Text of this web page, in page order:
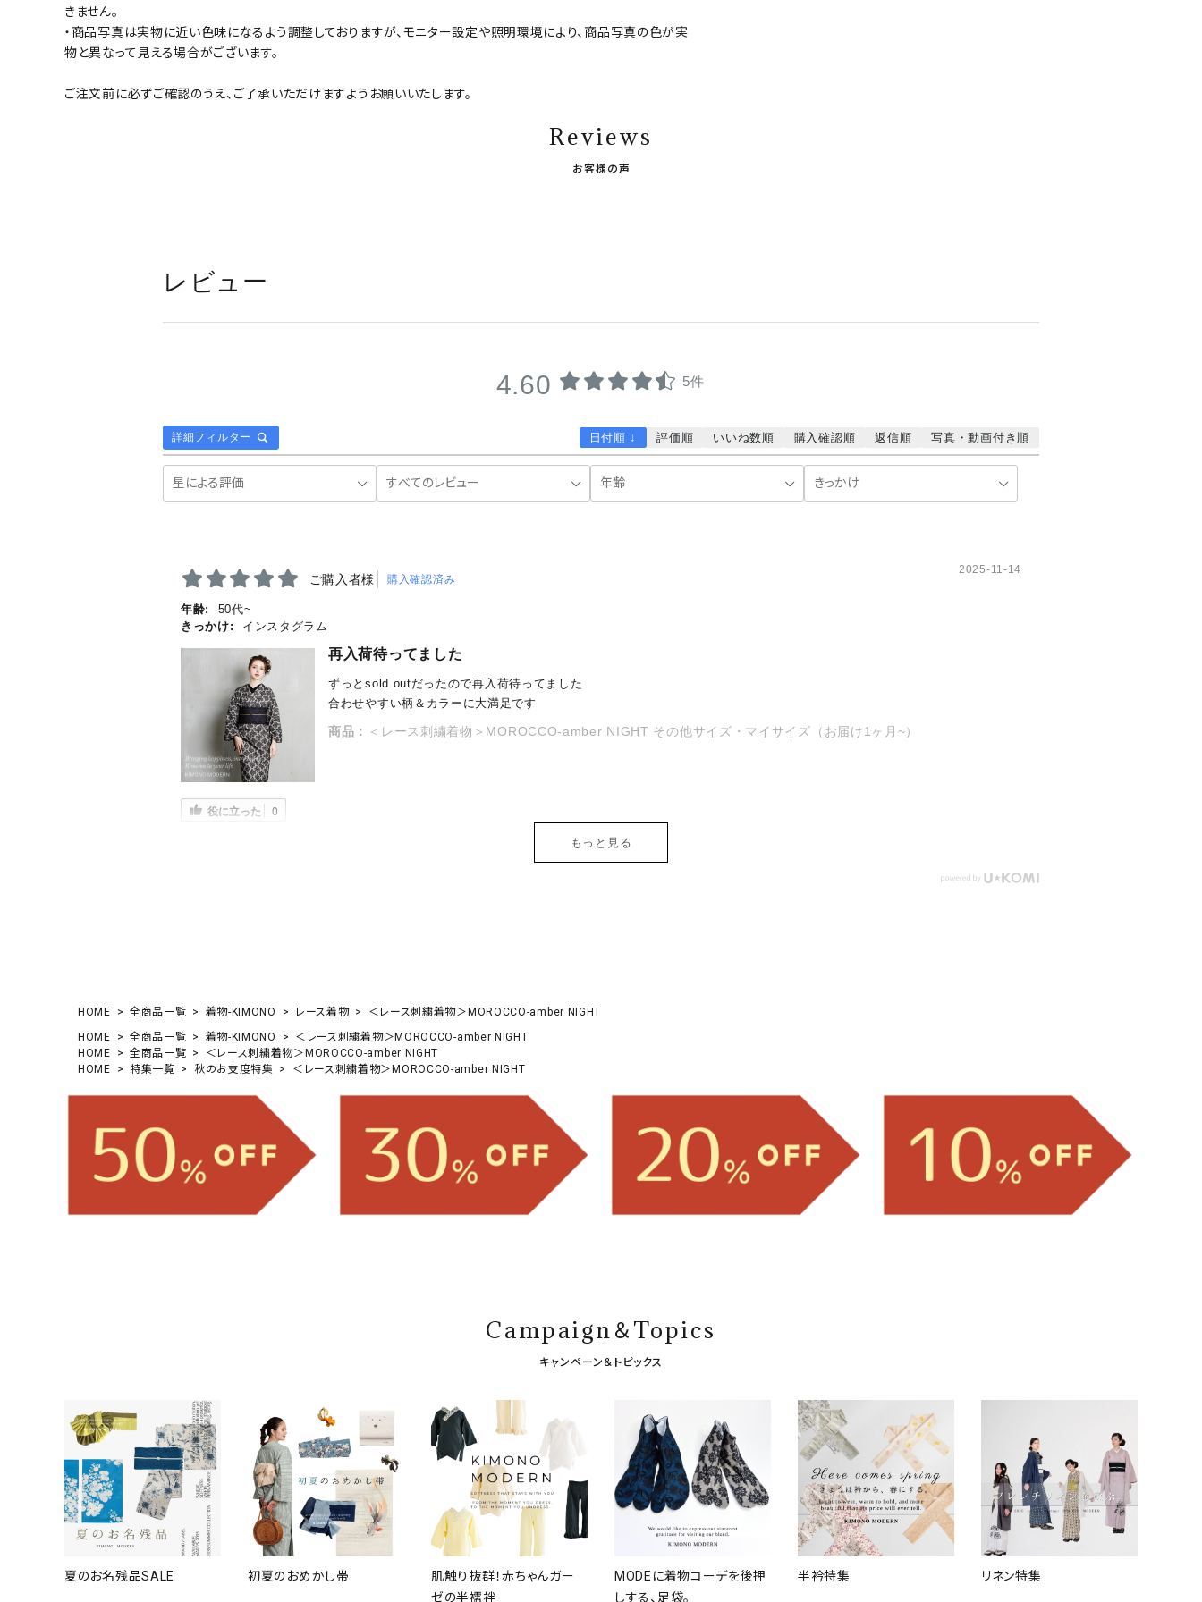
きません。
・商品写真は実物に近い色味になるよう調整しておりますが、モニター設定や照明環境により、商品写真の色が実
物と異なって見える場合がございます。
ご注文前に必ずご確認のうえ、ご了承いただけますようお願いいたします。
Reviews
お客様の声
レビュー
4.60 5件
詳細フィルター 日付順 ↓ 評価順 いいね数順 購入確認順 返信順 写真・動画付き順
ご購入者様 購入確認済み
2025-11-14
年齢:
50代~
きっかけ:
インスタグラム
再入荷待ってました
ずっとsold outだったので再入荷待ってました
合わせやすい柄＆カラーに大満足です
商品： ＜レース刺繍着物＞MOROCCO-amber NIGHT その他サイズ・マイサイズ（お届け1ヶ月~）
役に立った 0
もっと見る
HOME 全商品一覧 着物-KIMONO レース着物
＜レース刺繍着物＞MOROCCO-amber NIGHT
HOME
全商品一覧 着物-KIMONO
＜レース刺繍着物＞MOROCCO-amber NIGHT
HOME
全商品一覧
＜レース刺繍着物＞MOROCCO-amber NIGHT
HOME
特集一覧 秋のお支度特集 ＜レース刺繍着物＞MOROCCO-amber NIGHT
Campaign＆Topics
キャンペーン＆トピックス
夏のお名残品SALE 初夏のおめかし帯
肌触り抜群！赤ちゃんガー
ゼの半襦袢
MODEに着物コーデを後押
しする、足袋。
半衿特集 リネン特集